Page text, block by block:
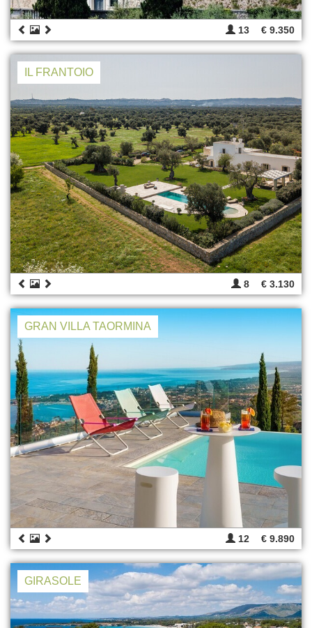
13 € 9.350
IL FRANTOIO
8 € 3.130
GRAN VILLA TAORMINA
12 € 9.890
GIRASOLE